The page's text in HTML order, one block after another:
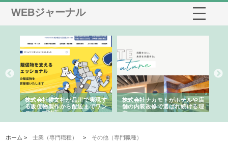
WEBジャーナル
株式会社耕文社が品川で実現す
る販促物製作から配送までワン
ストップ対応
株式会社ナカモトがホテルや店
舗の内装改修で選ばれ続ける理
由
ホーム >士業（専門職種） > その他（専門職種）